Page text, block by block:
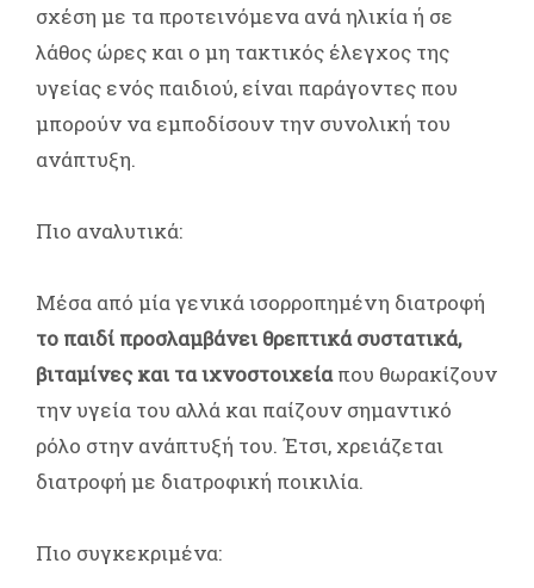
σχέση με τα προτεινόμενα ανά ηλικία ή σε
λάθος ώρες και ο μη τακτικός έλεγχος της
υγείας ενός παιδιού, είναι παράγοντες που
μπορούν να εμποδίσουν την συνολική του
ανάπτυξη.
Πιο αναλυτικά:
Μέσα από μία γενικά ισορροπημένη διατροφή
το παιδί προσλαμβάνει θρεπτικά συστατικά,
βιταμίνες και τα ιχνοστοιχείαπου θωρακίζουν
την υγεία του αλλά και παίζουν σημαντικό
ρόλο στην ανάπτυξή του. Έτσι, χρειάζεται
διατροφή με διατροφική ποικιλία.
Πιο συγκεκριμένα: